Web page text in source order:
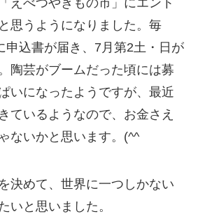
えべつやきもの市」にエント
思うようになりました。毎
申込書が届き、7月第2土・日が
陶芸がブームだった頃には募
いになったようですが、最近
ているようなので、お金さえ
ないかと思います。(^^ゞ
決めて、世界に一つしかない
いと思いました。